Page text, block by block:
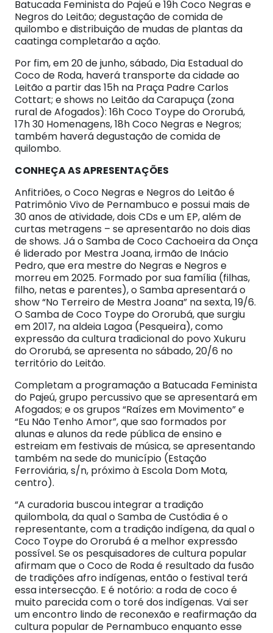
Batucada Feminista do Pajeú e 19h Coco Negras e
Negros do Leitão; degustação de comida de
quilombo e distribuição de mudas de plantas da
caatinga completarão a ação.
Por fim, em 20 de junho, sábado, Dia Estadual do
Coco de Roda, haverá transporte da cidade ao
Leitão a partir das 15h na Praça Padre Carlos
Cottart; e shows no Leitão da Carapuça (zona
rural de Afogados): 16h Coco Toype do Ororubá,
17h 30 Homenagens, 18h Coco Negras e Negros;
também haverá degustação de comida de
quilombo.
CONHEÇA AS APRESENTAÇÕES
Anfitriões, o Coco Negras e Negros do Leitão é
Patrimônio Vivo de Pernambuco e possui mais de
30 anos de atividade, dois CDs e um EP, além de
curtas metragens – se apresentarão no dois dias
de shows. Já o Samba de Coco Cachoeira da Onça
é liderado por Mestra Joana, irmão de Inácio
Pedro, que era mestre do Negras e Negros e
morreu em 2025. Formado por sua família (filhas,
filho, netas e parentes), o Samba apresentará o
show “No Terreiro de Mestra Joana” na sexta, 19/6.
O Samba de Coco Toype do Ororubá, que surgiu
em 2017, na aldeia Lagoa (Pesqueira), como
expressão da cultura tradicional do povo Xukuru
do Ororubá, se apresenta no sábado, 20/6 no
território do Leitão.
Completam a programação a Batucada Feminista
do Pajeú, grupo percussivo que se apresentará em
Afogados; e os grupos “Raízes em Movimento” e
“Eu Não Tenho Amor”, que sao formados por
alunas e alunos da rede pública de ensino e
estreiam em festivais de música, se apresentando
também na sede do município (Estação
Ferroviária, s/n, próximo à Escola Dom Mota,
centro).
“A curadoria buscou integrar a tradição
quilombola, da qual o Samba de Custódia é o
representante, com a tradição indígena, da qual o
Coco Toype do Ororubá é a melhor expressão
possível. Se os pesquisadores de cultura popular
afirmam que o Coco de Roda é resultado da fusão
de tradições afro indígenas, então o festival terá
essa intersecção. E é notório: a roda de coco é
muito parecida com o toré dos indígenas. Vai ser
um encontro lindo de reconexão e reafirmação da
cultura popular de Pernambuco enquanto esse